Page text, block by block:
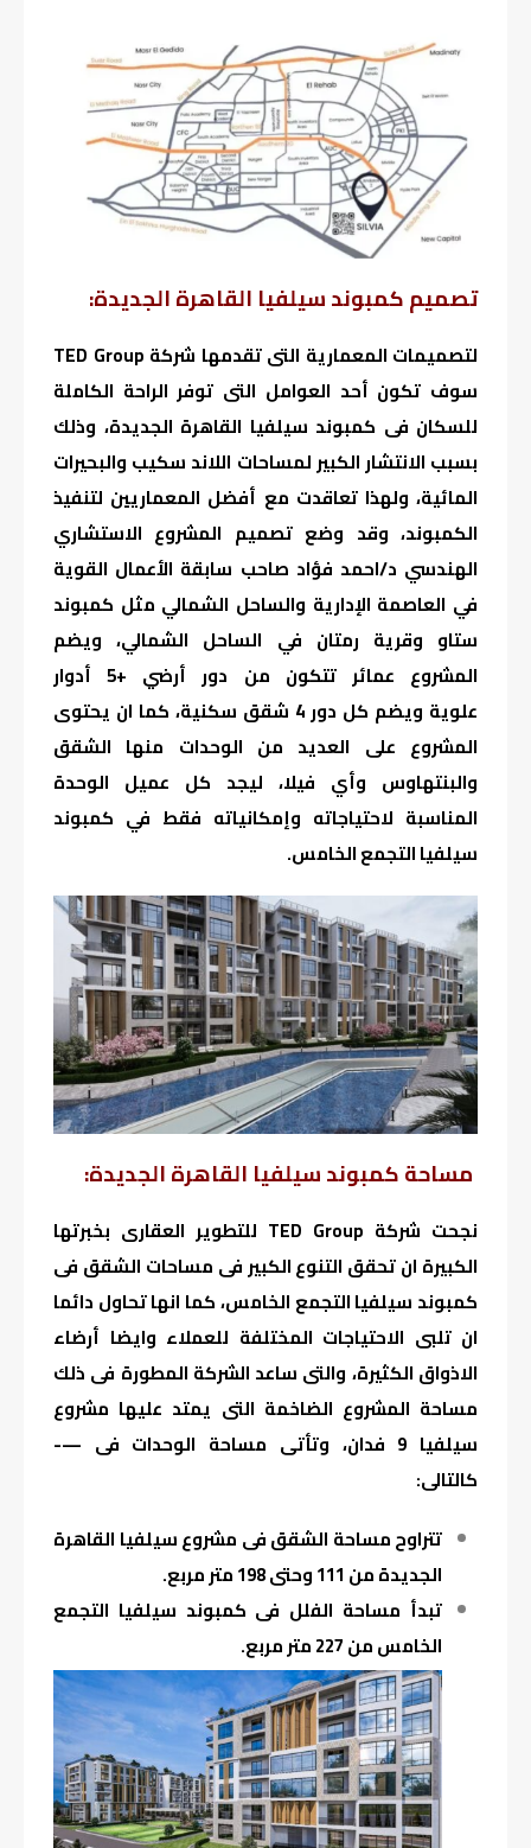
تصميم كمبوند سيلفيا القاهرة الجديدة:
لتصميمات المعمارية التى تقدمها شركة TED Group
سوف تكون أحد العوامل التى توفر الراحة الكاملة
للسكان فى كمبوند سيلفيا القاهرة الجديدة، وذلك
بسبب الانتشار الكبير لمساحات اللاند سكيب والبحيرات
المائية، ولهذا تعاقدت مع أفضل المعماريين لتنفيذ
الكمبوند، وقد وضع تصميم المشروع الاستشاري
الهندسي د/احمد فؤاد صاحب سابقة الأعمال القوية
في العاصمة الإدارية والساحل الشمالي مثل كمبوند
ستاو وقرية رمتان في الساحل الشمالي، ويضم
المشروع عمائر تتكون من دور أرضي +5 أدوار
علوية ويضم كل دور 4 شقق سكنية، كما ان يحتوى
المشروع على العديد من الوحدات منها الشقق
والبنتهاوس وأي فيلا، ليجد كل عميل الوحدة
المناسبة لاحتياجاته وإمكانياته فقط في كمبوند
سيلفيا التجمع الخامس.
مساحة كمبوند سيلفيا القاهرة الجديدة:
نجحت شركة TED Group للتطوير العقارى بخبرتها
الكبيرة ان تحقق التنوع الكبير فى مساحات الشقق فى
كمبوند سيلفيا التجمع الخامس، كما انها تحاول دائما
ان تلبى الاحتياجات المختلفة للعملاء وايضا أرضاء
الاذواق الكثيرة، والتى ساعد الشركة المطورة فى ذلك
مساحة المشروع الضاخمة التى يمتد عليها مشروع
سيلفيا 9 فدان، وتأتى مساحة الوحدات فى —-
كالتالى:
تتراوح مساحة الشقق فى مشروع سيلفيا القاهرة
الجديدة من 111 وحتى 198 متر مربع.
تبدأ مساحة الفلل فى كمبوند سيلفيا التجمع
الخامس من 227 متر مربع.